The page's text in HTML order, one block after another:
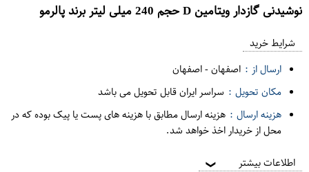
نوشیدنی گازدار ویتامین D حجم 240 میلی لیتر برند پالرمو
ر
شرایط خرید
ارسال از : اصفهان-اصفهان
مکان تحویل : سراسر ایران قابل تحویل می باشد
هزینه ارسال : هزینه ارسال مطابق با هزینه های پست یا پیک بوده که در
محل از خریدار اخذ خواهد شد.
اطلاعات بیشتر ❯